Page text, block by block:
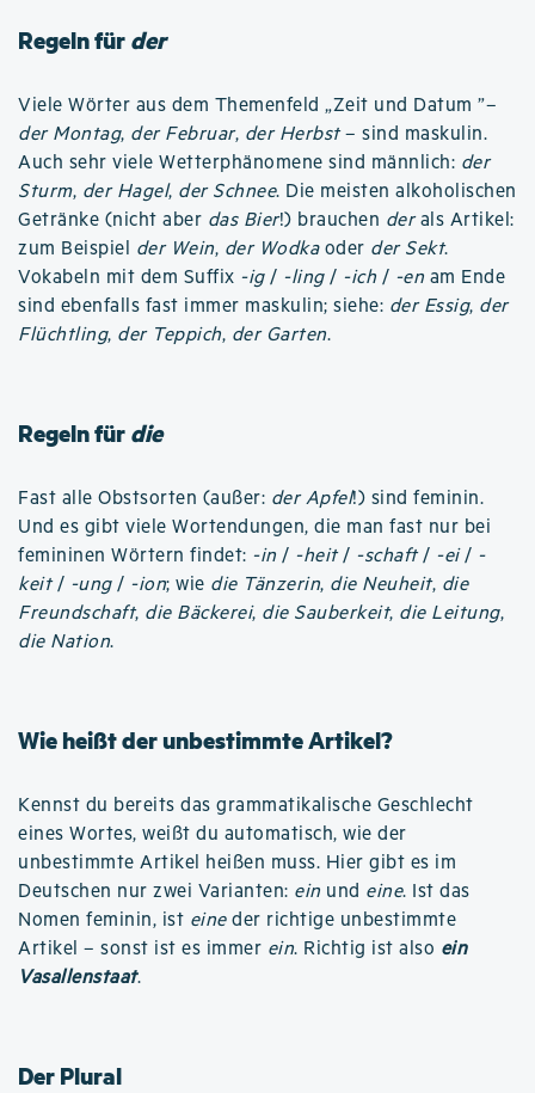
Regeln fürder
Viele Wörter aus dem Themenfeld „Zeit und Datum ”–
der Montag, der Februar, der Herbst– sind maskulin.
Auch sehr viele Wetterphänomene sind männlich: der
Sturm, der Hagel, der Schnee. Die meisten alkoholischen
Getränke (nicht aber das Bier!) brauchen derals Artikel:
zum Beispiel der Wein, der Wodkaoder der Sekt.
Vokabeln mit dem Suffix -ig/ -ling/ -ich / -en am Ende
sind ebenfalls fast immer maskulin; siehe: der Essig, der
Flüchtling, der Teppich, der Garten.
Regeln fürdie
Fast alle Obstsorten (außer: der Apfel!) sind feminin.
Und es gibt viele Wortendungen, die man fast nur bei
femininen Wörtern findet: -in / -heit/ -schaft/ -ei/ -
keit/ -ung/ -ion; wie die Tänzerin, die Neuheit, die
Freundschaft, die Bäckerei, die Sauberkeit, die Leitung,
die Nation.
Wie heißt der unbestimmte Artikel?
Kennst du bereits das grammatikalische Geschlecht
eines Wortes, weißt du automatisch, wie der
unbestimmte Artikel heißen muss. Hier gibt es im
Deutschen nur zwei Varianten: ein und eine. Ist das
Nomen feminin, ist eineder richtige unbestimmte
Artikel – sonst ist es immer ein. Richtig ist also ein
Vasallenstaat.
Der Plural